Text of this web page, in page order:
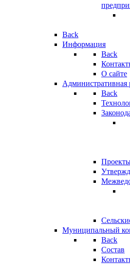
Back
Информация
Back
О сайте
Административная
Back
Муниципальный
Back
Состав